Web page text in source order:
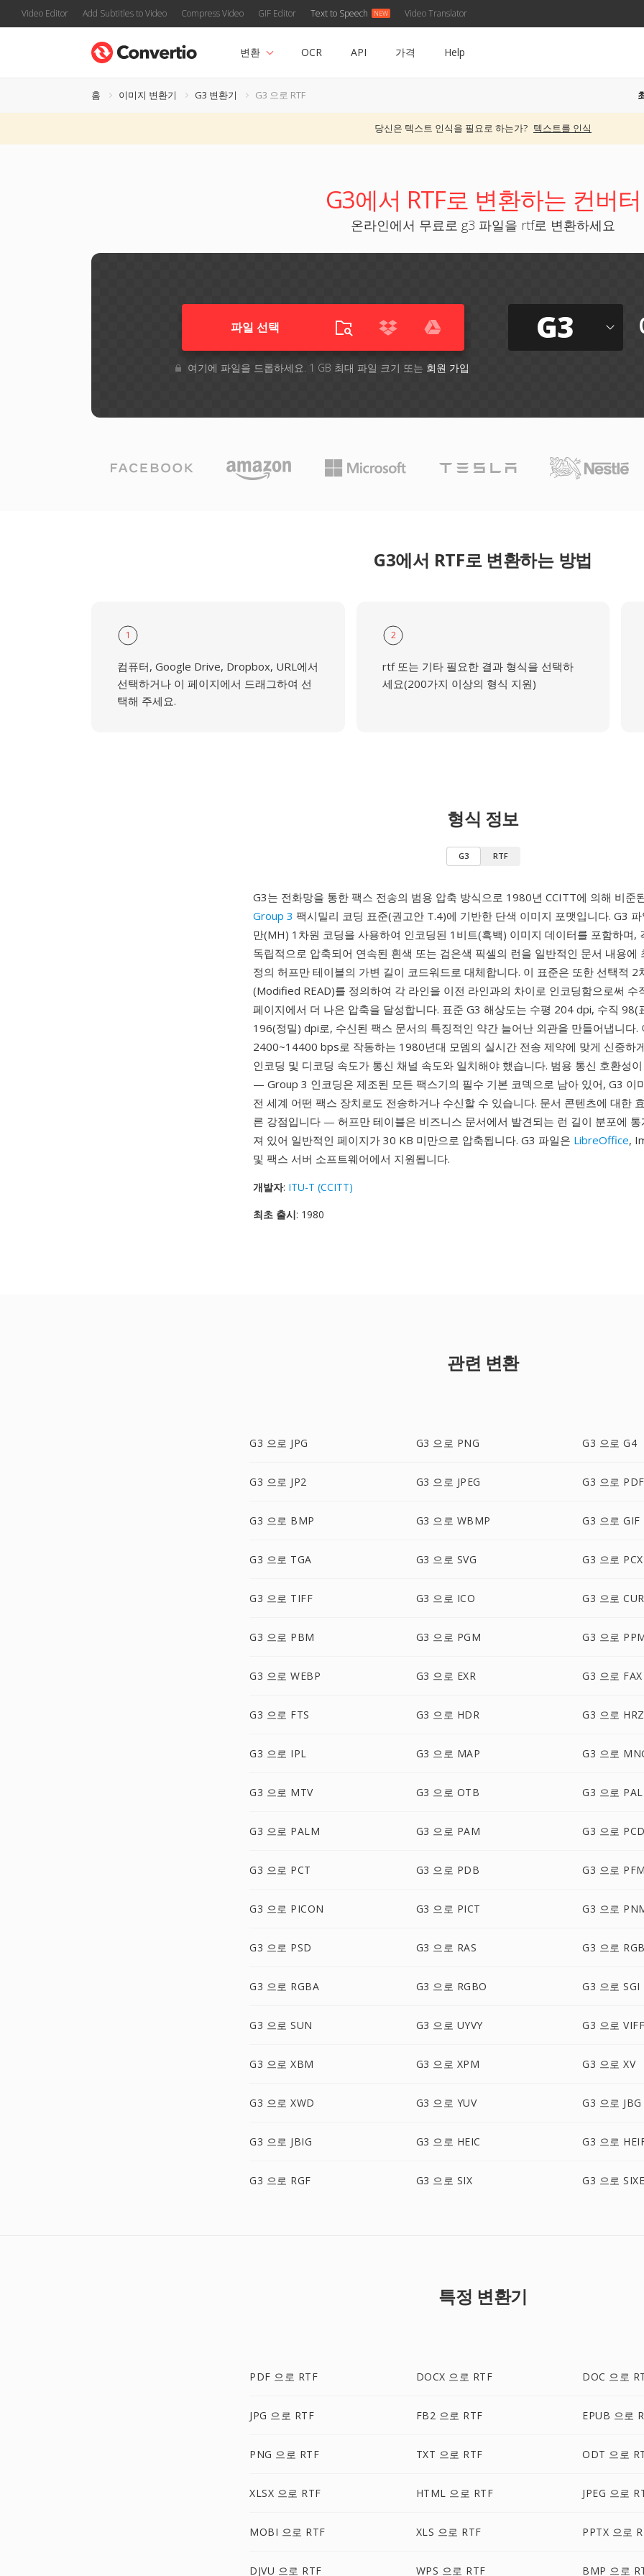
Video Editor Add Subtitles to Video Compress Video GIF Editor Text to Speech Video Translator
변환 OCR API 가격 Help
홈 이미지 변환기 G3 변환기 G3 으로 RTF
당신은 텍스트 인식을 필요로 하는가? 텍스트를 인식
G3에서 RTF로 변환하는 컨버터
온라인에서 무료로 g3 파일을 rtf로 변환하세요
파일 선택
여기에 파일을 드롭하세요. 1 GB 최대 파일 크기 또는 회원 가입
G3
G3에서 RTF로 변환하는 방법
1
컴퓨터, Google Drive, Dropbox, URL에서
선택하거나 이 페이지에서 드래그하여 선
택해 주세요.
2
rtf 또는 기타 필요한 결과 형식을 선택하
세요(200가지 이상의 형식 지원)
형식 정보
G3 RTF
G3는 전화망을 통한 팩스 전송의 범용 압축 방식으로 1980년 CCITT에 의해 비준
Group 3 팩시밀리 코딩 표준(권고안 T.4)에 기반한 단색 이미지 포맷입니다. G3
만(MH) 1차원 코딩을 사용하여 인코딩된 1비트(흑백) 이미지 데이터를 포함하며,
독립적으로 압축되어 연속된 흰색 또는 검은색 픽셀의 런을 일반적인 문서 내용에
정의 허프만 테이블의 가변 길이 코드워드로 대체합니다. 이 표준은 또한 선택적 2
(Modified READ)를 정의하여 각 라인을 이전 라인과의 차이로 인코딩함으로써 수
페이지에서 더 나은 압축을 달성합니다. 표준 G3 해상도는 수평 204 dpi, 수직 98(
196(정밀) dpi로, 수신된 팩스 문서의 특징적인 약간 늘어난 외관을 만들어냅니다.
2400~14400 bps로 작동하는 1980년대 모뎀의 실시간 전송 제약에 맞게 신중하
인코딩 및 디코딩 속도가 통신 채널 속도와 일치해야 했습니다. 범용 통신 호환성
— Group 3 인코딩은 제조된 모든 팩스기의 필수 기본 코덱으로 남아 있어, G3 이
전 세계 어떤 팩스 장치로도 전송하거나 수신할 수 있습니다. 문서 콘텐츠에 대한
른 강점입니다 — 허프만 테이블은 비즈니스 문서에서 발견되는 런 길이 분포에
져 있어 일반적인 페이지가 30 KB 미만으로 압축됩니다. G3 파일은 LibreOffice,
및 팩스 서버 소프트웨어에서 지원됩니다.
개발자: ITU-T (CCITT)
최초 출시: 1980
관련 변환
G3 으로 JPG G3 으로 PNG G3 으로 G4
G3 으로 JP2 G3 으로 JPEG G3 으로 PDF
G3 으로 BMP G3 으로 WBMP G3 으로 GIF
G3 으로 TGA G3 으로 SVG G3 으로 PCX
G3 으로 TIFF G3 으로 ICO G3 으로 CUR
G3 으로 PBM G3 으로 PGM G3 으로
G3 으로 WEBP G3 으로 EXR G3 으로 FAX
G3 으로 FTS G3 으로 HDR G3 으로 HRZ
G3 으로 IPL G3 으로 MAP G3 으로
G3 으로 MTV G3 으로 OTB G3 으로 PAL
G3 으로 PALM G3 으로 PAM G3 으로
G3 으로 PCT G3 으로 PDB G3 으로
G3 으로 PICON G3 으로 PICT G3 으로
G3 으로 PSD G3 으로 RAS G3 으로
G3 으로 RGBA G3 으로 RGBO G3 으로 SGI
G3 으로 SUN G3 으로 UYVY G3 으로
G3 으로 XBM G3 으로 XPM G3 으로 XV
G3 으로 XWD G3 으로 YUV G3 으로 JBG
G3 으로 JBIG G3 으로 HEIC G3 으로
G3 으로 RGF G3 으로 SIX G3 으로
특정 변환기
PDF 으로 RTF DOCX 으로 RTF DOC 으로
JPG 으로 RTF FB2 으로 RTF EPUB 으로
PNG 으로 RTF TXT 으로 RTF ODT 으로
XLSX 으로 RTF HTML 으로 RTF JPEG 으로
MOBI 으로 RTF XLS 으로 RTF PPTX 으로
DJVU 으로 RTF WPS 으로 RTF BMP 으로